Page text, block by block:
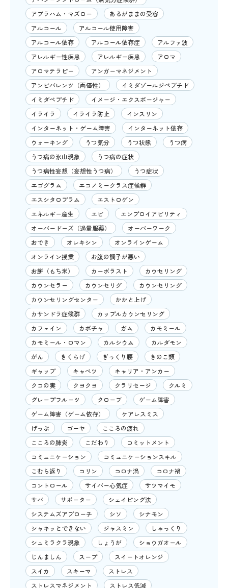
アブラハム・マズロー
あるがままの受容
アルコール
アルコール使用障害
アルコール依存
アルコール依存症
アルファ波
アレルギー性疾患
アレルギー疾患
アロマ
アロマテラピー
アンガーマネジメント
アンビバレンツ（両価性）
イミダゾールジペプチド
イミダペプチド
イメージ・エクスポージャー
イライラ
イライラ防止
インスリン
インターネット・ゲーム障害
インターネット依存
ウォーキング
うつ気分 うつ状態
うつ病
うつ病の氷山現象
うつ病の症状
うつ病性妄想（妄想性うつ病）
うつ症状
エゴグラム
エコノミークラス症候群
エスシタロプラム
エストロゲン
エネルギー産生
エビ
エンプロイアビリティ
オーバードーズ（過量服薬）
オーバーワーク
おでき
オレキシン
オンラインゲーム
オンライン授業
お腹の調子が悪い
お餅（もち米）
カーボラスト
カウセリング
カウンセラー
カウンセリグ
カウンセリング
カウンセリングセンター
かかと上げ
カサンドラ症候群
カップルカウンセリング
カフェイン
カボチャ ガム
カモミール
カモミール・ロマン
カルシウム
カルダモン
がん
きくらげ ぎっくり腰
きのこ類
ギャップ
キャベツ
キャリア・アンカー
クコの実
クヨクヨ クラリセージ
クルミ
グレープフルーツ
クローブ
ゲーム障害
ゲーム障害（ゲーム依存）
ケアレスミス
げっぷ
ゴーヤ
こころの疲れ
こころの肺炎
こだわり
コミットメント
コミュニケーション
コミュニケーションスキル
こむら返り
コリン コロナ渦
コロナ禍
コントロール
サイバー心気症
サツマイモ
サバ
サポーター
シェイピング法
システムズアプローチ
シソ
シナモン
シャキッとできない
ジャスミン
しゃっくり
シュミラクラ現象
しょうが
ショウガオール
じんましん
スープ
スイートオレンジ
スイカ
スキーマ
ストレス
ストレスマネジメント
ストレス低減